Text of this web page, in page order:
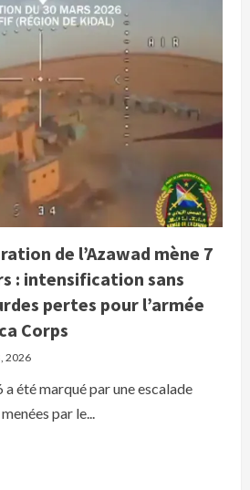
de l’Azawad mène 7
: intensification sans
pertes pour l’armée
Corps
2026
a été marqué par une escalade
par le...